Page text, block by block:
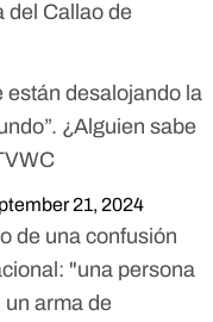
del Callao de
están desalojando la
¿Alguien sabe
21, 2024
de una confusión
"una persona
arma de